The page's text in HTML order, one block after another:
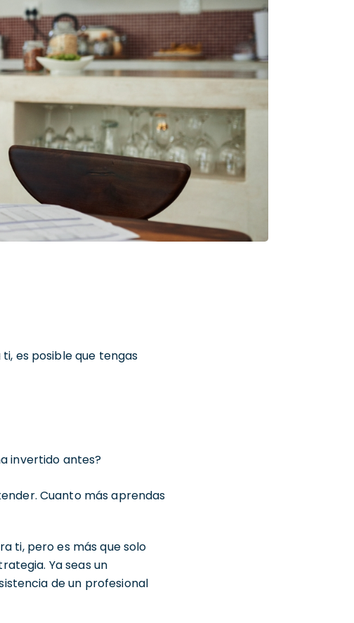
es posible que tengas
invertido antes?
Cuanto más aprendas
ti, pero es más que solo
Ya seas un
de un profesional